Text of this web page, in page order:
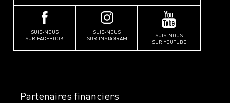
SUIS-NOUS
SUR FACEBOOK
SUIS-NOUS
SUR INSTAGRAM
SUIS-NOUS
SUR YOUTUBE
Partenaires financiers